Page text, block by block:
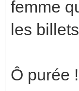
femme
les
Ô purée